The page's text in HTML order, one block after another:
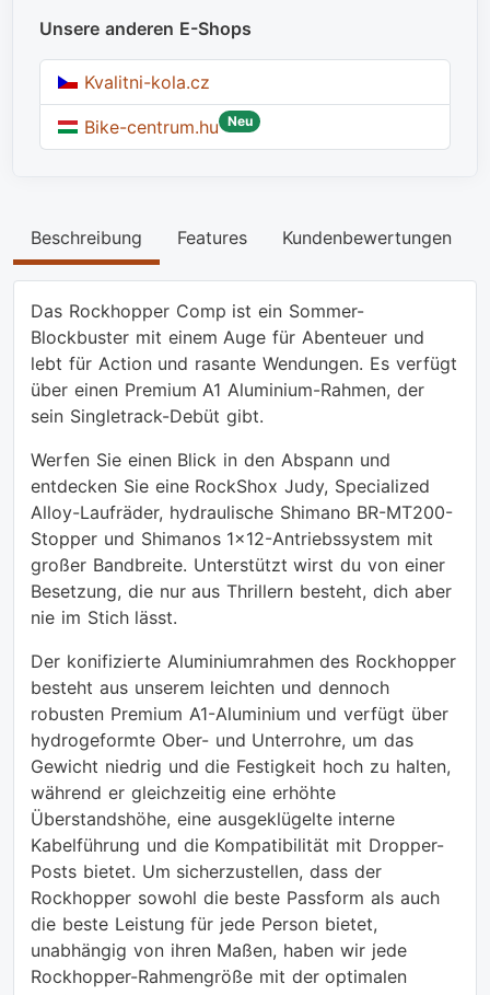
Unsere anderen E-Shops
Kvalitni-kola.cz
Bike-centrum.hu Neu
Beschreibung Features Kundenbewertungen
Das Rockhopper Comp ist ein Sommer-
Blockbuster mit einem Auge für Abenteuer und
lebt für Action und rasante Wendungen. Es verfügt
über einen Premium A1 Aluminium-Rahmen, der
sein Singletrack-Debüt gibt.
Werfen Sie einen Blick in den Abspann und
entdecken Sie eine RockShox Judy, Specialized
Alloy-Laufräder, hydraulische Shimano BR-MT200-
Stopper und Shimanos 1x12-Antriebssystem mit
großer Bandbreite. Unterstützt wirst du von einer
Besetzung, die nur aus Thrillern besteht, dich aber
nie im Stich lässt.
Der konifizierte Aluminiumrahmen des Rockhopper
besteht aus unserem leichten und dennoch
robusten Premium A1-Aluminium und verfügt über
hydrogeformte Ober- und Unterrohre, um das
Gewicht niedrig und die Festigkeit hoch zu halten,
während er gleichzeitig eine erhöhte
Überstandshöhe, eine ausgeklügelte interne
Kabelführung und die Kompatibilität mit Dropper-
Posts bietet. Um sicherzustellen, dass der
Rockhopper sowohl die beste Passform als auch
die beste Leistung für jede Person bietet,
unabhängig von ihren Maßen, haben wir jede
Rockhopper-Rahmengröße mit der optimalen